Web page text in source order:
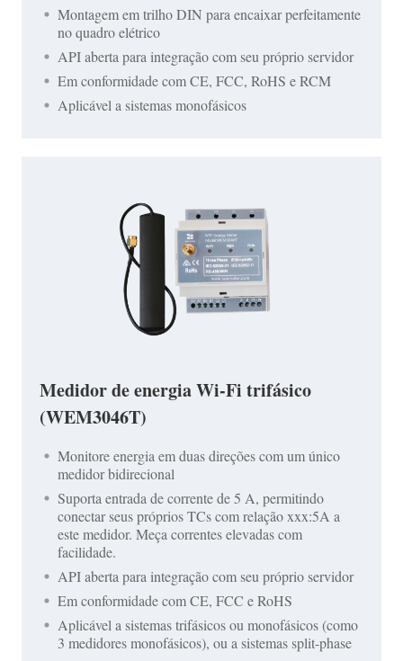
Montagem em trilho DIN para encaixar perfeitamente
no quadro elétrico
API aberta para integração com seu próprio servidor
Em conformidade com CE, FCC, RoHS e RCM
Aplicável a sistemas monofásicos
Medidor de energia Wi-Fi trifásico
(WEM3046T)
Monitore energia em duas direções com um único
medidor bidirecional
Suporta entrada de corrente de 5 A, permitindo
conectar seus próprios TCs com relação xxx:5A a
este medidor. Meça correntes elevadas com
facilidade.
API aberta para integração com seu próprio servidor
Em conformidade com CE, FCC e RoHS
Aplicável a sistemas trifásicos ou monofásicos (como
3 medidores monofásicos), ou a sistemas split-phase